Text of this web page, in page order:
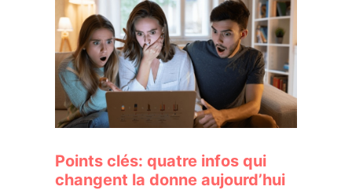
Points clés: quatre infos qui
changent la donne aujourd’hui